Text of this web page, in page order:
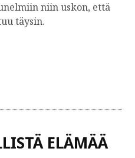
niin uskon, että
täysin.
ELÄMÄÄ